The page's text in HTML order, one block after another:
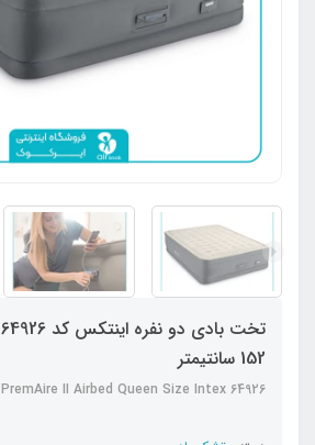
152 سانتیمتر
PremAire II Airbed Queen Size Intex 64926